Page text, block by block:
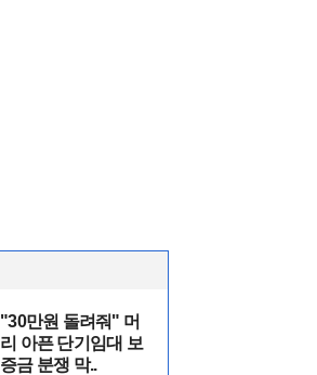
"30만원 돌려줘" 머
리 아픈 단기임대 보
증금 분쟁 막..